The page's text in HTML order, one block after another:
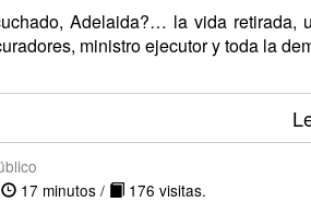
Adelaida?… la vida retirada,
ministro ejecutor y toda la
17 minutos /
176 visitas.